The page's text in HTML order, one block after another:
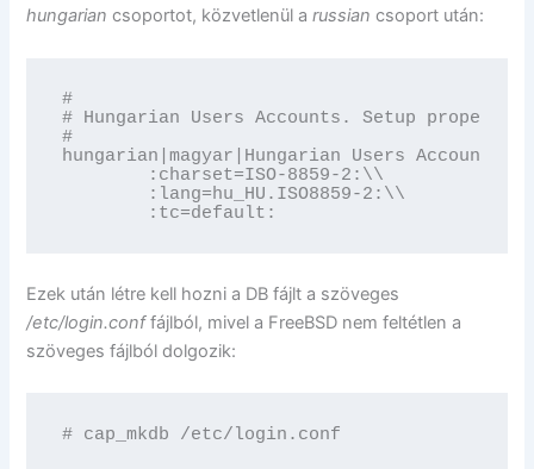
hungarian csoportot, közvetlenül arussian csoport után:
#
# Hungarian Users Accounts. Setup proper
#
hungarian|magyar|Hungarian Users Accounts:\\
        :charset=ISO-8859-2:\\
        :lang=hu_HU.ISO8859-2:\\
        :tc=default:
Ezek után létre kell hozni a DB fájlt a szöveges
/etc/login.conffájlból, mivel a FreeBSD nem feltétlen a
szöveges fájlból dolgozik:
# cap_mkdb /etc/login.conf